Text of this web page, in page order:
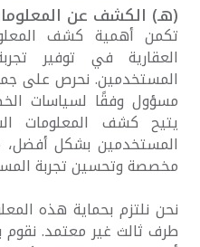
(هـ) الكشف عن
تكمن أهمية كشف
العقارية في توفير
المستخدمين. نحرص على
مسؤول وفقًا لسياسات
يتيح كشف المعلومات
المستخدمين بشكل أفضل،
مخصصة وتحسين تجربة
نحن نلتزم بحماية هذه
طرف ثالث غير معتمد. نقوم